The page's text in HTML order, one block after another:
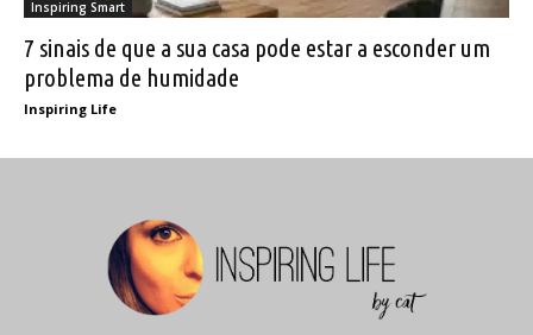
Inspiring Smart
7 sinais de que a sua casa pode estar a esconder um
problema de humidade
Inspiring Life